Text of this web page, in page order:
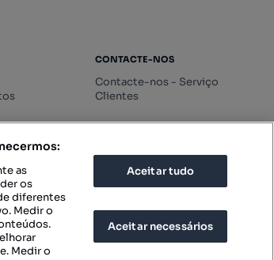
CONTACTE-NOS
Contacte-nos - Serviço
Clientes
as
os
diferentes
Medir o
Medir o
Aceitar tudo
Aceitar necessários